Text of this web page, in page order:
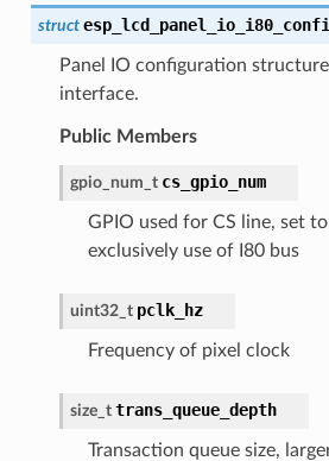
struct
Panel IO configuration
interface.
Public Members
gpio_num_t cs_gpio_num
GPIO used for CS line, set
exclusively use of I80 bus
uint32_t pclk_hz
Frequency of pixel clock
size_t trans_queue_depth
Transaction queue size,